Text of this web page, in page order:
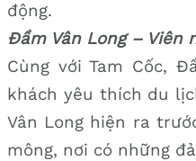
động.
Đầm Vân Long – Viên
Cùng với Tam Cốc,
khách yêu thích du
Vân Long hiện ra
mông, nơi có những